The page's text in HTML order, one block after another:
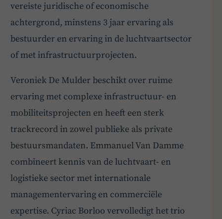
vereiste juridische of economische
achtergrond, minstens 3 jaar ervaring als
bestuurder en ervaring in de luchtvaartsector
of met infrastructuurprojecten.
Veroniek De Mulder beschikt over ruime
ervaring met complexe infrastructuur- en
mobiliteitsprojecten en heeft een sterk
trackrecord in zowel publieke als private
bestuursmandaten. Emmanuel Van Damme
combineert kennis van de luchtvaart- en
logistieke sector met internationale
managementervaring en commerciële
expertise. Cyriac Borloo vervolledigt het trio